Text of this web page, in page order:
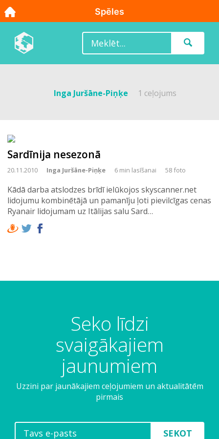
Inga Juršāne-Piņķe 1 ceļojums
Sardīnija nesezonā
20.11.2010 Inga Juršāne-Piņķe 6 min lasīšanai 58 foto
Kādā darba atslodzes brīdī ielūkojos skyscanner.net
lidojumu kombinētājā un pamanīju ļoti pievilcīgas cenas
Ryanair lidojumam uz Itālijas salu Sard…
Seko līdzi
svaigākajiem
jaunumiem
Uzzini par jaunākajiem ceļojumiem un aktualitātēm
pirmais
SEKOT